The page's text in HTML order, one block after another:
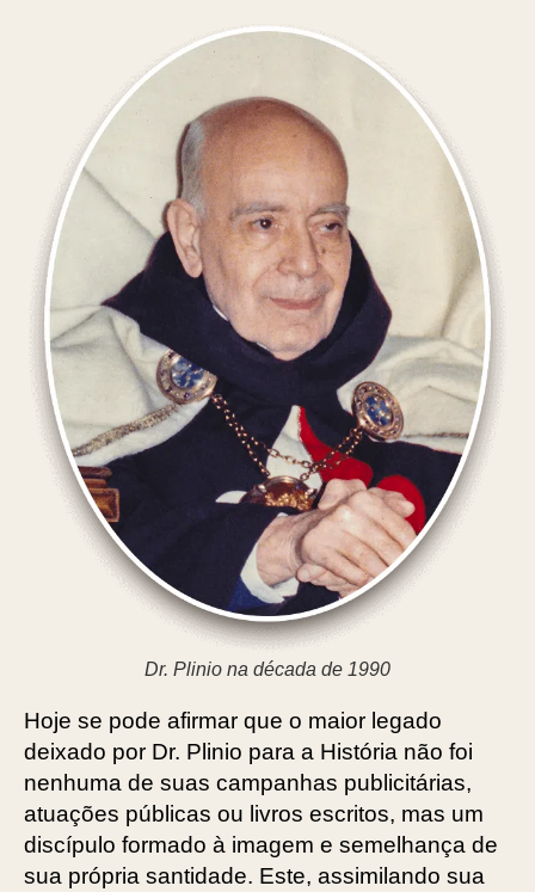
Dr. Plinio na década de 1990
Hoje se pode afirmar que o maior legado
deixado por Dr. Plinio para a História não foi
nenhuma de suas campanhas publicitárias,
atuações públicas ou livros escritos, mas um
discípulo formado à imagem e semelhança de
sua própria santidade. Este, assimilando sua